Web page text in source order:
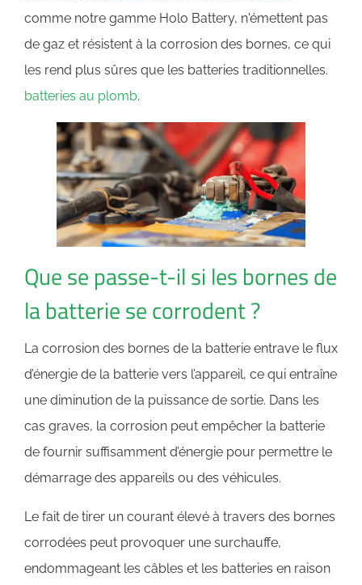
comme notre gamme Holo Battery, n'émettent pas
de gaz et résistent à la corrosion des bornes, ce qui
les rend plus sûres que les batteries traditionnelles.
batteries au plomb.
Que se passe-t-il si les bornes de
la batterie se corrodent ?
La corrosion des bornes de la batterie entrave le flux
d’énergie de la batterie vers l’appareil, ce qui entraîne
une diminution de la puissance de sortie. Dans les
cas graves, la corrosion peut empêcher la batterie
de fournir suffisamment d’énergie pour permettre le
démarrage des appareils ou des véhicules.
Le fait de tirer un courant élevé à travers des bornes
corrodées peut provoquer une surchauffe,
endommageant les câbles et les batteries en raison